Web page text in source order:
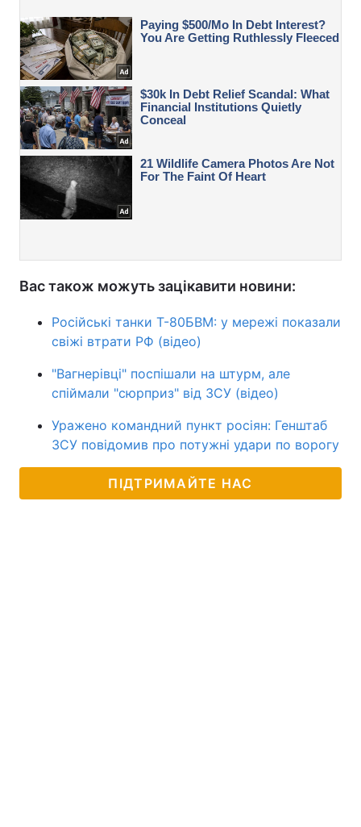
Вас також можуть зацікавити новини:
Російські танки Т-80БВМ: у мережі показали
свіжі втрати РФ (відео)
"Вагнерівці" поспішали на штурм, але
спіймали "сюрприз" від ЗСУ (відео)
Уражено командний пункт росіян: Генштаб
ЗСУ повідомив про потужні удари по ворогу
ПІДТРИМАЙТЕ НАС